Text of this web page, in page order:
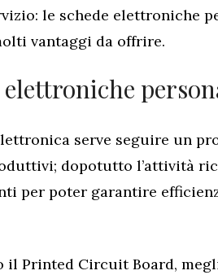
le schede elettroniche
vantaggi da offrire.
serve seguire un
dopotutto l’attività
per poter garantire
il Printed Circuit Board,